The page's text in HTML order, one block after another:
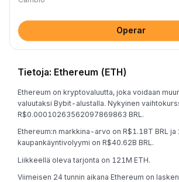
Operar
Tietoja: Ethereum (ETH)
Ethereum on kryptovaluutta, joka voidaan
valuutaksi Bybit-alustalla. Nykyinen
R$0.00010263562097869863 BRL.
Ethereum:n markkina-arvo on R$1.18T BRL ja
kaupankäyntivolyymi on R$40.62B BRL.
Liikkeellä oleva tarjonta on 121M ETH.
Viimeisen 24 tunnin aikana Ethereum on